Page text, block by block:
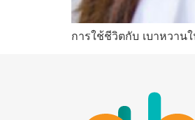
การใช้ชีวิตกับ เบาหวา